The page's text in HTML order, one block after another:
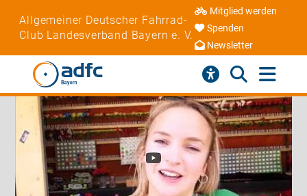
Allgemeiner Deutscher Fahrrad-
Club Landesverband Bayern e. V.
Mitglied werden
Spenden
Newsletter